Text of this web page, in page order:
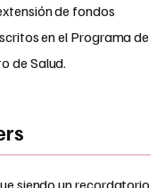
de fondos
en el Programa de
de Salud.
siendo un recordatorio